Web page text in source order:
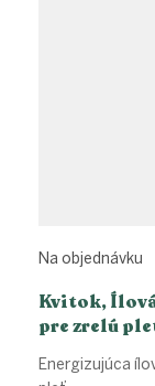
Kvitok,
pre zrelú
Na objednávku
Energizujúca